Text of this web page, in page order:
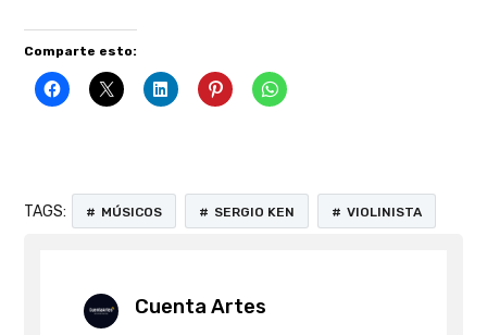
Comparte esto:
TAGS: MÚSICOS SERGIO KEN VIOLINISTA
Cuenta Artes